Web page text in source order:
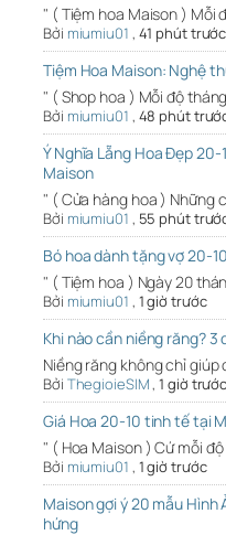
" ( Tiệm hoa Maison ) Mỗi
Bởi miumiu01 , 41 phút trước
Tiệm Hoa Maison: Nghệ
" ( Shop hoa ) Mỗi độ
Bởi miumiu01 , 48 phút
Ý Nghĩa Lẵng Hoa Đẹp 20-
Maison
" ( Cửa hàng hoa ) Những
Bởi miumiu01 , 55 phút
Bó hoa dành tặng vợ 20-
" ( Tiệm hoa ) Ngày 20
Bởi miumiu01 , 1 giờ trước
Khi nào cần niềng răng?
Niềng răng không chỉ
Bởi ThegioieSIM,1 giờ trước
Giá Hoa 20-10 tinh tế tại
" ( Hoa Maison ) Cứ mỗi
Bởi miumiu01 , 1 giờ trước
Maison gợi ý 20 mẫu Hình
hứng